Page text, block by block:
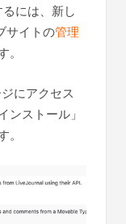
には、新し
サイトの管理
にアクセス
ンストール」